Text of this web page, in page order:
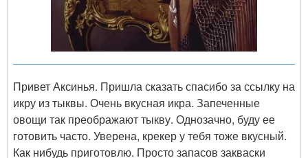
Привет Аксинья. Пришла сказать спасибо за ссылку на
икру из тыквы. Очень вкусная икра. Запеченные
овощи так преображают тыкву. Однозачно, буду ее
готовить часто. Уверена, крекер у тебя тоже вкусный.
Как нибудь приготовлю. Просто запасов закваски